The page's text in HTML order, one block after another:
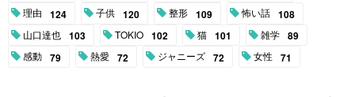
理由 124 子供 120 整形 109 怖い話 108
山口達也 103 TOKIO 102 猫 101 雑学 89
感動 79 熱愛 72 ジャニーズ 72 女性 71